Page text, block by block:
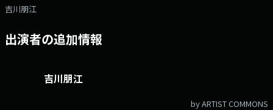
吉川朋江
出演者の追加情報
吉川朋江
by ARTIST COMMONS